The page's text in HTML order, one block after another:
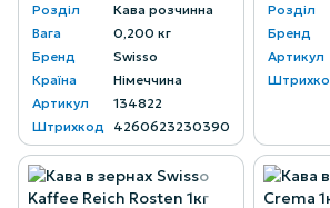
Розділ
Кава розчинна
Вага
0,200 кг
Бренд
Swisso
Країна
Німеччина
Артикул
134822
Штрихкод
4260623230390
Розділ
Бренд
Артикул